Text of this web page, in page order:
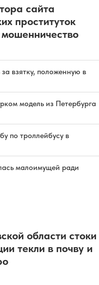
сайта
проституток
взятку, положенную в
модель из Петербурга
по троллейбусу в
малоимущей ради
области стоки
текли в почву и